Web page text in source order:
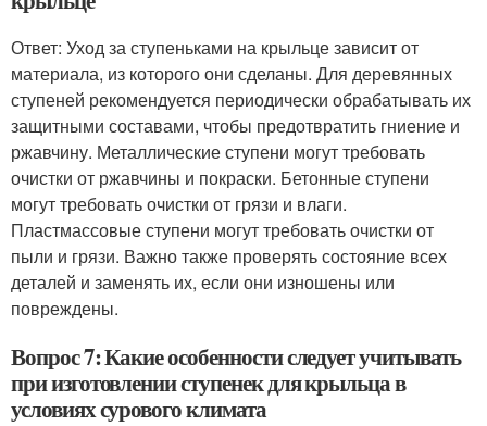
Ответ: Уход за ступеньками на крыльце зависит от
материала, из которого они сделаны. Для деревянных
ступеней рекомендуется периодически обрабатывать их
защитными составами, чтобы предотвратить гниение и
ржавчину. Металлические ступени могут требовать
очистки от ржавчины и покраски. Бетонные ступени
могут требовать очистки от грязи и влаги.
Пластмассовые ступени могут требовать очистки от
пыли и грязи. Важно также проверять состояние всех
деталей и заменять их, если они изношены или
повреждены.
Вопрос 7: Какие особенности следует учитывать
при изготовлении ступенек для крыльца в
условиях сурового климата